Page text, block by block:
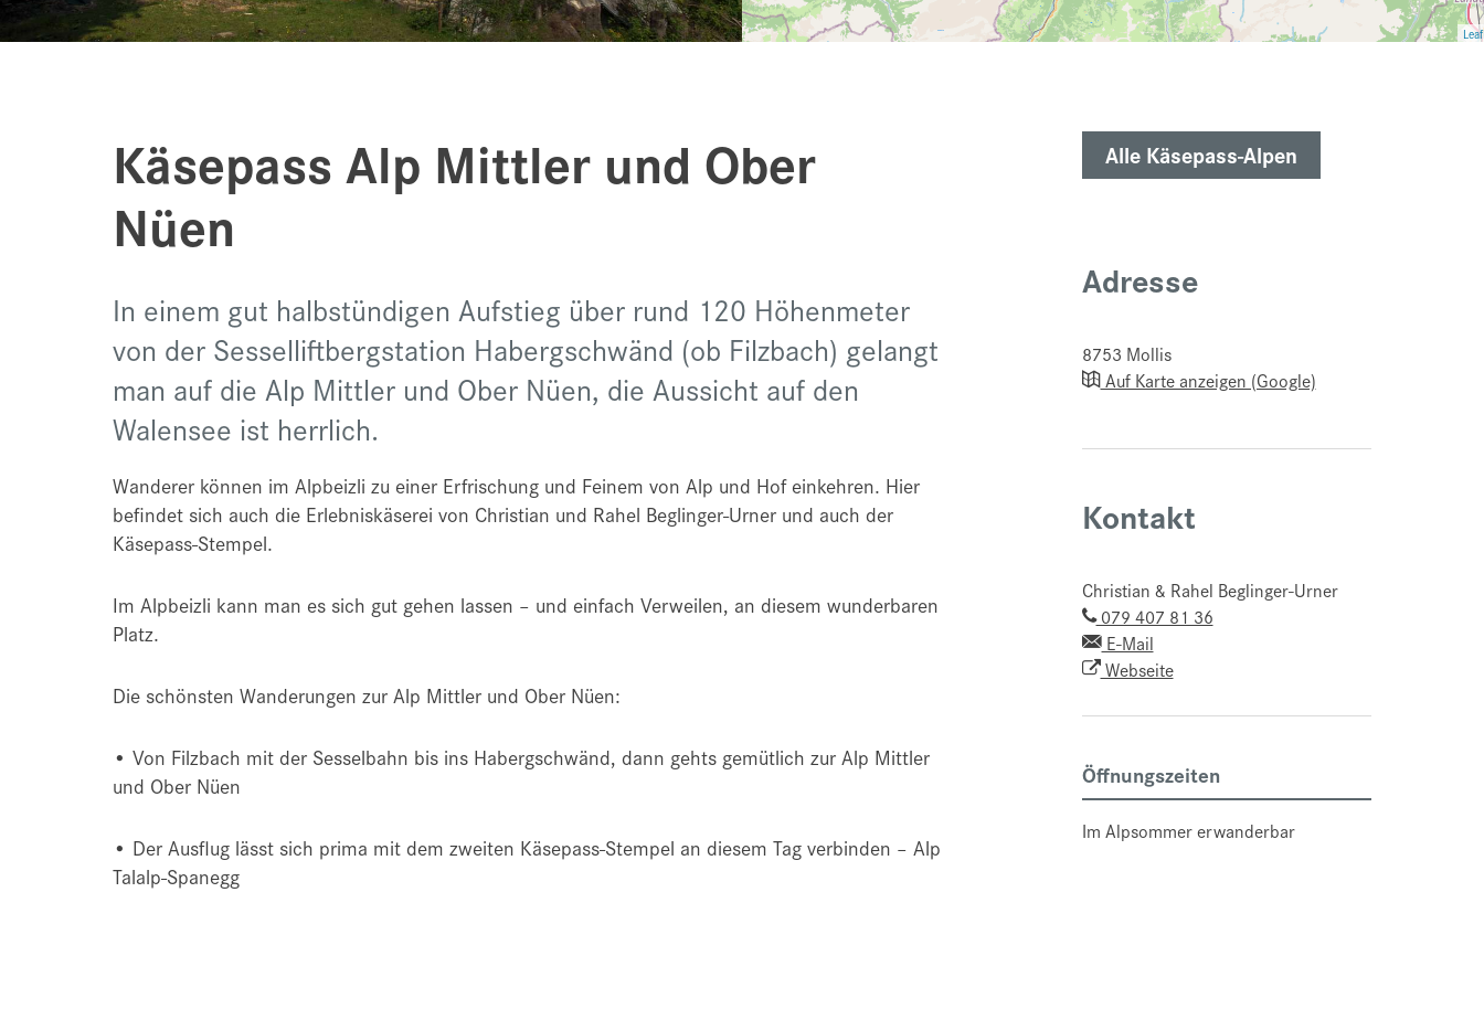
Käsepass Alp Mittler und Ober
Nüen
In einem gut halbstündigen Aufstieg über rund 120 Höhenmeter
von der Sesselliftbergstation Habergschwänd (ob Filzbach) gelangt
man auf die Alp Mittler und Ober Nüen, die Aussicht auf den
Walensee ist herrlich.
Wanderer können im Alpbeizli zu einer Erfrischung und Feinem von Alp und Hof einkehren. Hier
befindet sich auch die Erlebniskäserei von Christian und Rahel Beglinger-Urner und auch der
Käsepass-Stempel.
Im Alpbeizli kann man es sich gut gehen lassen – und einfach Verweilen, an diesem wunderbaren
Platz.
Die schönsten Wanderungen zur Alp Mittler und Ober Nüen:
• Von Filzbach mit der Sesselbahn bis ins Habergschwänd, dann gehts gemütlich zur Alp Mittler
und Ober Nüen
• Der Ausflug lässt sich prima mit dem zweiten Käsepass-Stempel an diesem Tag verbinden – Alp
Talalp-Spanegg
Alle Käsepass-Alpen
Adresse
8753 Mollis
Auf Karte anzeigen (Google)
Kontakt
Christian & Rahel Beglinger-Urner
079 407 81 36
E-Mail
Webseite
Öffnungszeiten
Im Alpsommer erwanderbar